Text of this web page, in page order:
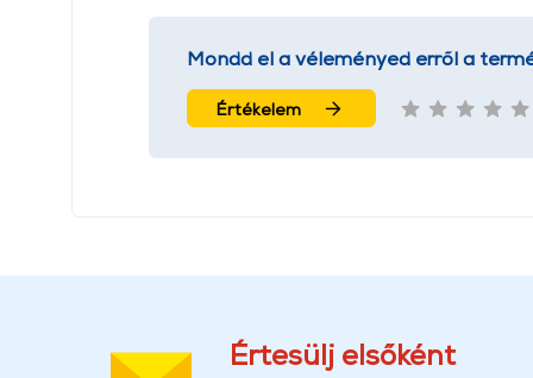
Mondd el a véleményed erről a
Értékelem
Értesülj elsőként